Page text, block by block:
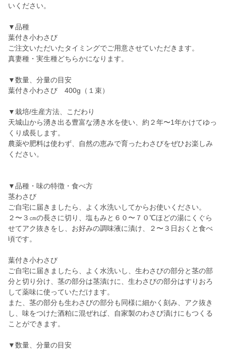
いください。
▼品種
葉付き小わさび
ご注文いただいたタイミングでご用意させていただきます。
真妻種・実生種どちらかになります。
▼数量、分量の目安
葉付き小わさび 400g（１束）
▼栽培/生産方法、こだわり
天城山から湧き出る豊富な湧き水を使い、約２年〜1年かけてゆっ
くり成長します。
農薬や肥料は使わず、自然の恵みで育ったわさびをぜひお楽しみ
ください。
▼品種・味の特徴・食べ方
茎わさび
ご自宅に届きましたら、よく水洗いしてからお使いください。
２〜３㎝の長さに切り、塩もみと６０〜７０℃ほどの湯にくぐら
せてアク抜きをし、お好みの調味液に漬け、２〜３日おくと食べ
頃です。
葉付き小わさび
ご自宅に届きましたら、よく水洗いし、生わさびの部分と茎の部
分と切り分け、茎の部分は茎漬けに、生わさびの部分はすりおろ
して薬味に使っていただけます。
また、茎の部分も生わさびの部分も同様に細かく刻み、アク抜き
し、味をつけた酒粕に混ぜれば、自家製のわさび漬けにもつくる
ことができます。
▼数量、分量の目安